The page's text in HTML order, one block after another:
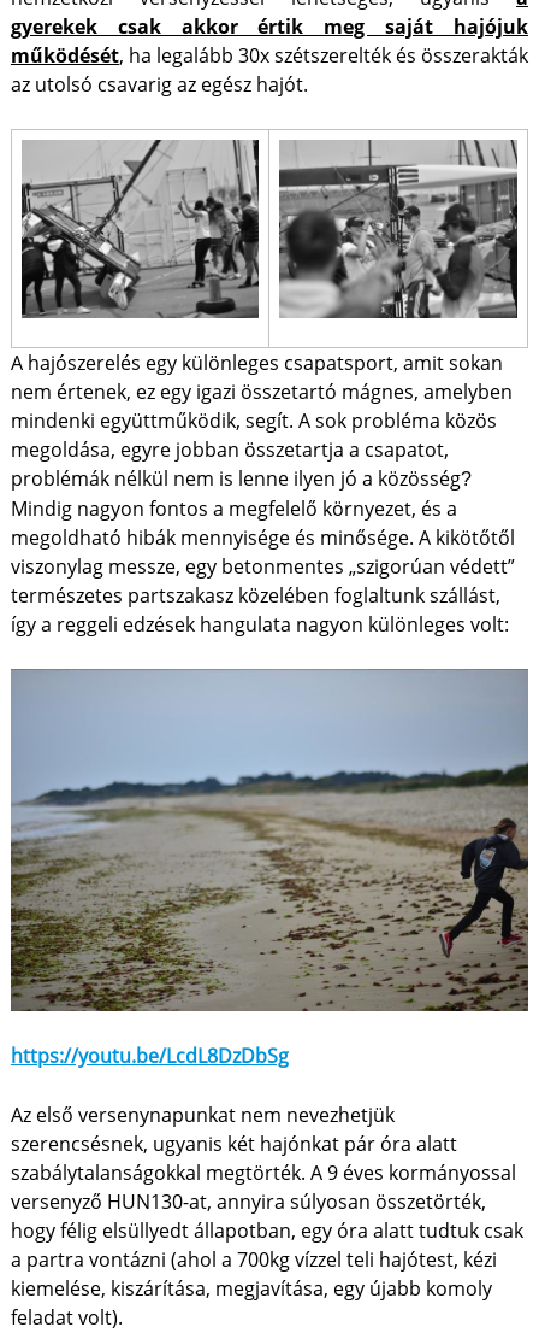
gyerekek csak akkor értik meg saját hajójuk
működését, ha legalább 30x szétszerelték és összerakták
az utolsó csavarig az egész hajót.
A hajószerelés egy különleges csapatsport, amit sokan
nem értenek, ez egy igazi összetartó mágnes, amelyben
mindenki együttműködik, segít. A sok probléma közös
megoldása, egyre jobban összetartja a csapatot,
problémák nélkül nem is lenne ilyen jó a közösség?
Mindig nagyon fontos a megfelelő környezet, és a
megoldható hibák mennyisége és minősége. A kikötőtől
viszonylag messze, egy betonmentes „szigorúan védett”
természetes partszakasz közelében foglaltunk szállást,
így a reggeli edzések hangulata nagyon különleges volt:
https://youtu.be/LcdL8DzDbSg
Az első versenynapunkat nem nevezhetjük
szerencsésnek, ugyanis két hajónkat pár óra alatt
szabálytalanságokkal megtörték. A 9 éves kormányossal
versenyző HUN130-at, annyira súlyosan összetörték,
hogy félig elsüllyedt állapotban, egy óra alatt tudtuk csak
a partra vontázni (ahol a 700kg vízzel teli hajótest, kézi
kiemelése, kiszárítása, megjavítása, egy újabb komoly
feladat volt).